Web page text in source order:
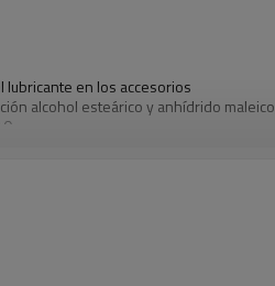
lubricante en los accesorios
alcohol esteáricoy anhídrido maleico